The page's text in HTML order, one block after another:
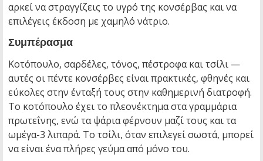
αρκεί να στραγγίζεις το υγρό της κονσέρβας και να
επιλέγεις έκδοση με χαμηλό νάτριο.
Συμπέρασμα
Κοτόπουλο, σαρδέλες, τόνος, πέστροφα και τσίλι —
αυτές οι πέντε κονσέρβες είναι πρακτικές, φθηνές και
εύκολες στην ένταξή τους στην καθημερινή διατροφή.
Το κοτόπουλο έχει το πλεονέκτημα στα γραμμάρια
πρωτεΐνης, ενώ τα ψάρια φέρνουν μαζί τους και τα
ωμέγα-3 λιπαρά. Το τσίλι, όταν επιλεγεί σωστά, μπορεί
να είναι ένα πλήρες γεύμα από μόνο του.